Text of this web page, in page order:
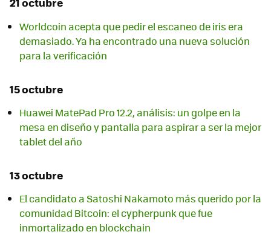
Worldcoin acepta que pedir el escaneo de iris era
demasiado. Ya ha encontrado una nueva solución
para la verificación
15 octubre
Huawei MatePad Pro 12.2, análisis: un golpe en la
mesa en diseño y pantalla para aspirar a ser la mejor
tablet del año
13 octubre
El candidato a Satoshi Nakamoto más querido por la
comunidad Bitcoin: el cypherpunk que fue
inmortalizado en blockchain